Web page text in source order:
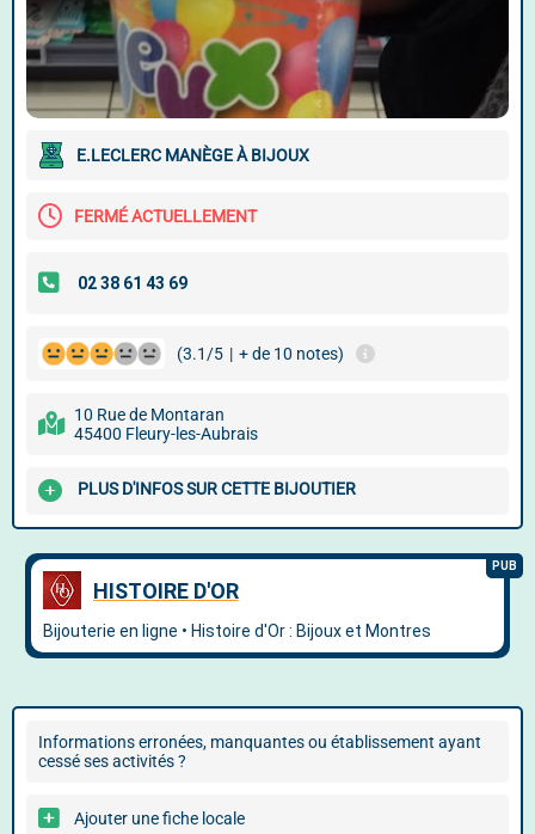
E.LECLERC MANÈGE À BIJOUX
FERMÉ ACTUELLEMENT
(3.1/5 | + de 10 notes)
10 Rue de Montaran
45400 Fleury-les-Aubrais
PLUS D'INFOS SUR CETTE BIJOUTIER
Informations erronées, manquantes ou établissement ayant
cessé ses activités ?
Ajouter une fiche locale